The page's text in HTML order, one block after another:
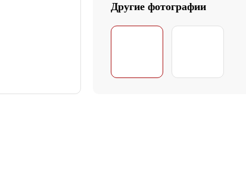
Другие фотографии